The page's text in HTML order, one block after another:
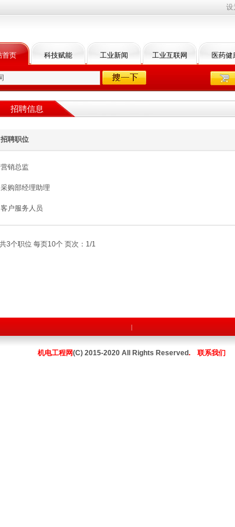
首页 科技赋能 工业新闻 工业互联网 医药健
设
招聘信息
招聘职位
营销总监
采购部经理助理
客户服务人员
共3个职位 每页10个 页次：1/1
|
机电工程网(C) 2015-2020 All Rights Reserved. 联系我们